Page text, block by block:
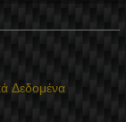
Δεδομένα